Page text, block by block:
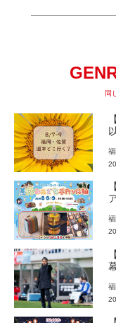
同
福
福
福